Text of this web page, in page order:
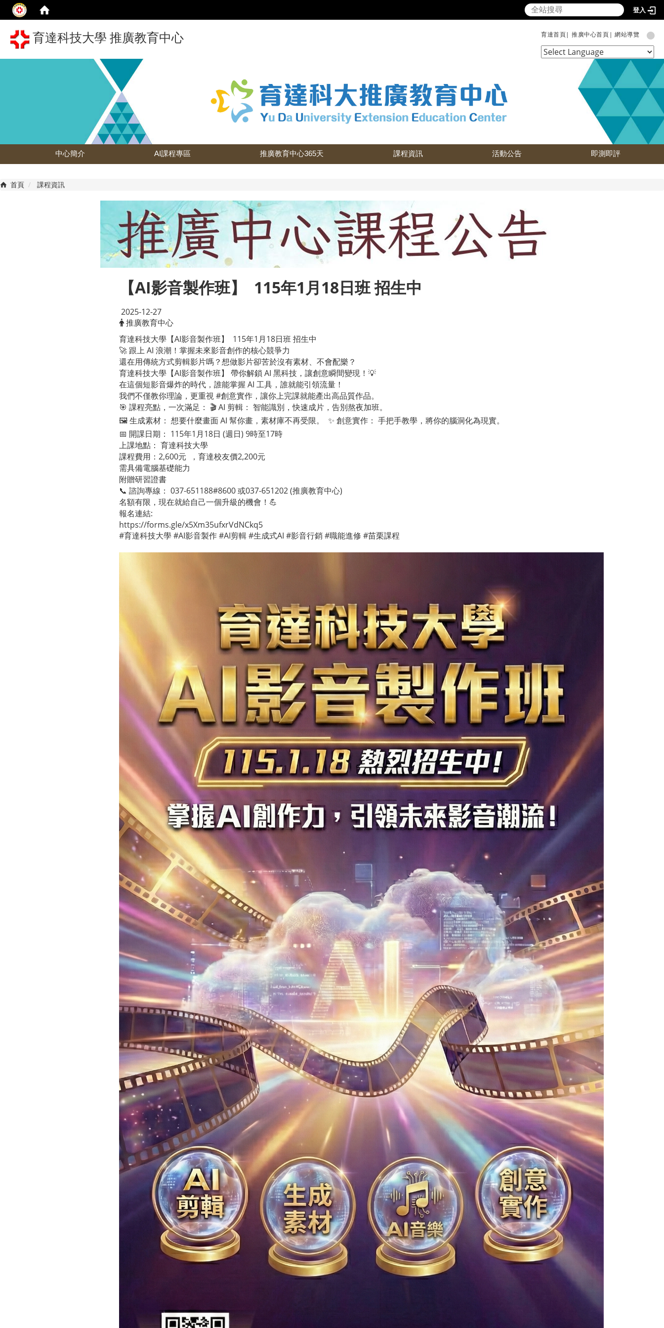
登入
育達科技大學 推廣教育中心 育達首頁| 推廣中心首頁| 網站導覽
Translate
中心簡介 AI課程專區 推廣教育中心365天 課程資訊 活動公告 即測即評
首頁 課程資訊
【AI影音製作班】 115年1月18日班 招生中
2025-12-27
推廣教育中心
育達科技大學【AI影音製作班】 115年1月18日班 招生中
🚀 跟上 AI 浪潮！掌握未來影音創作的核心競爭力
還在用傳統方式剪輯影片嗎？想做影片卻苦於沒有素材、不會配樂？
育達科技大學【AI影音製作班】 帶你解鎖 AI 黑科技，讓創意瞬間變現！💡
在這個短影音爆炸的時代，誰能掌握 AI 工具，誰就能引領流量！
我們不僅教你理論，更重視 #創意實作，讓你上完課就能產出高品質作品。
🎯 課程亮點，一次滿足： 🎬 AI 剪輯： 智能識別，快速成片，告別熬夜加班。
🖼️ 生成素材： 想要什麼畫面 AI 幫你畫，素材庫不再受限。 ✨ 創意實作： 手把手教學，將你的腦洞化為現實。
📅 開課日期： 115年1月18日 (週日) 9時至17時
上課地點： 育達科技大學
課程費用：2,600元 ，育達校友價2,200元
需具備電腦基礎能力
附贈研習證書
📞 諮詢專線： 037-651188#8600 或037-651202 (推廣教育中心)
名額有限，現在就給自己一個升級的機會！💪
報名連結:
https://forms.gle/x5Xm35ufxrVdNCkq5
#育達科技大學 #AI影音製作 #AI剪輯 #生成式AI #影音行銷 #職能進修 #苗栗課程